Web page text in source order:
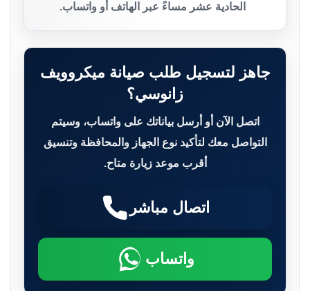
الحادية عشر مساءً عبر الهاتف أو واتساب.
جاهز لتسجيل طلب صيانة ميكروويف
زانوسي؟
اتصل الآن أو أرسل بياناتك على واتساب، وسيتم
التواصل معك لتأكيد نوع الجهاز والمحافظة وتنسيق
أقرب موعد زيارة متاح.
اتصال مباشر
واتساب